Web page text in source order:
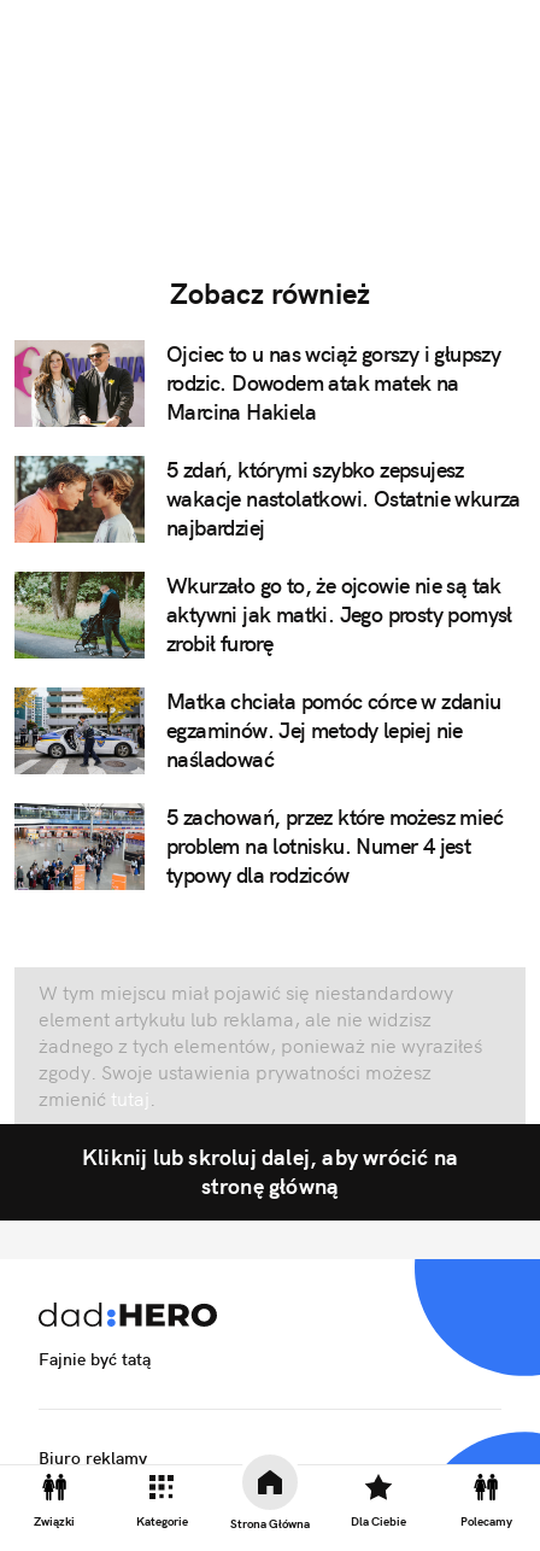
Związki Kategorie Strona Główna Dla Ciebie Polecamy
Zobacz również
Ojciec to u nas wciąż gorszy i głupszy
rodzic. Dowodem atak matek na
Marcina Hakiela
5 zdań, którymi szybko zepsujesz
wakacje nastolatkowi. Ostatnie wkurza
najbardziej
Wkurzało go to, że ojcowie nie są tak
aktywni jak matki. Jego prosty pomysł
zrobił furorę
Matka chciała pomóc córce w zdaniu
egzaminów. Jej metody lepiej nie
naśladować
5 zachowań, przez które możesz mieć
problem na lotnisku. Numer 4 jest
typowy dla rodziców
W tym miejscu miał pojawić się niestandardowy
element artykułu lub reklama, ale nie widzisz
żadnego z tych elementów, ponieważ nie wyraziłeś
zgody. Swoje ustawienia prywatności możesz
zmienić tutaj .
Kliknij lub skroluj dalej, aby wrócić na
stronę główną
Fajnie być tatą
Biuro reklamy
Kariera
Skład redakcji